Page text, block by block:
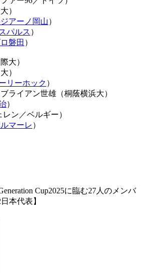
）
アーノ岡山）
パルス ）
磐田 ）
大）
）
リーホック ）
ライアン世雄（桐蔭横浜大）
）
ン／ベルギー）
マーレ ）
Cup2025に臨む27人のメンバ
本代表】